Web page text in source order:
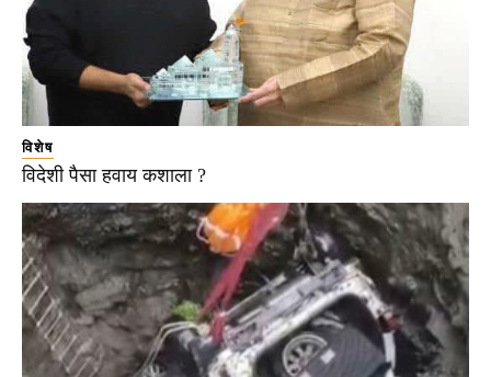
विशेष
विदेशी पैसा हवाय कशाला ?